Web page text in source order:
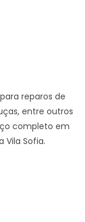
reparos de
entre outros
completo em
Vila Sofia.